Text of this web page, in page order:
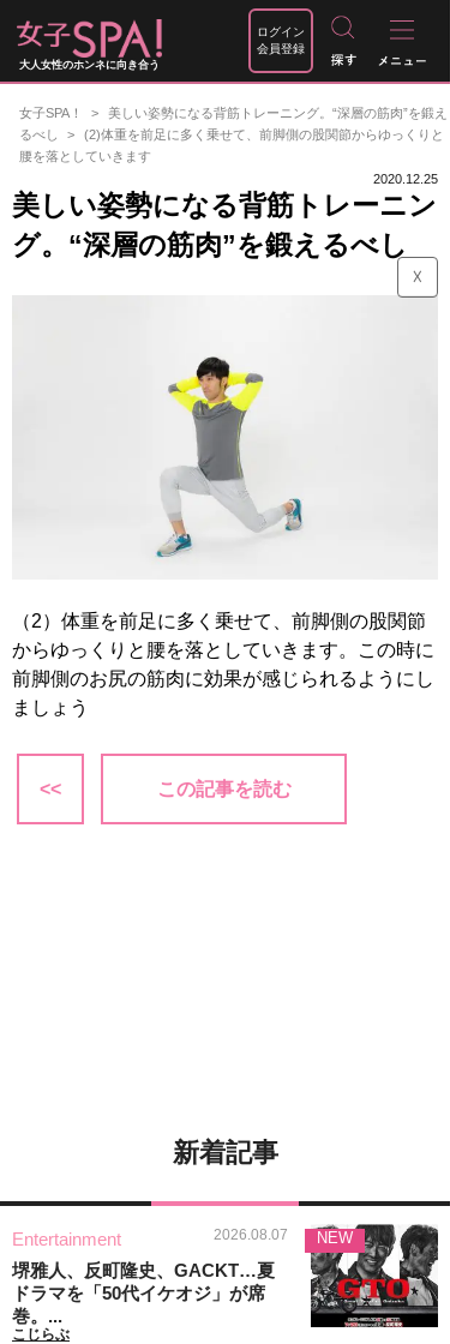
大人女性のホンネに向き合う
ログイン
会員登録
女子SPA！
美しい姿勢になる背筋トレーニング。“深層の筋肉”を鍛え
るべし
(2)体重を前足に多く乗せて、前脚側の股関節からゆっくりと
腰を落としていきます
2020.12.25
美しい姿勢になる背筋トレーニン
グ。“深層の筋肉”を鍛えるべし
☓
（2）体重を前足に多く乗せて、前脚側の股関節
からゆっくりと腰を落としていきます。この時に
前脚側のお尻の筋肉に効果が感じられるようにし
ましょう
<< この記事を読む
新着記事
Entertainment 2026.08.07
堺雅人、反町隆史、GACKT…夏
ドラマを「50代イケオジ」が席
巻。...
こじらぶ
NEW